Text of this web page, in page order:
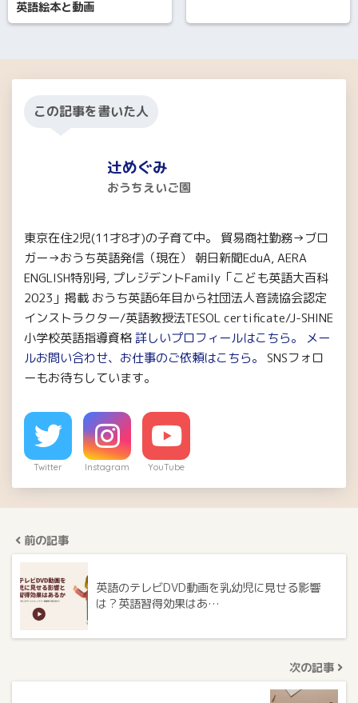
英語絵本と動画
この記事を書いた人
辻めぐみ
おうちえいご園
東京在住2児(11才8才)の子育て中。 貿易商社勤務→ブロ
ガー→おうち英語発信（現在） 朝日新聞EduA, AERA
ENGLISH特別号, プレジデントFamily「こども英語大百科
2023」掲載 おうち英語6年目から社団法人音読協会認定
インストラクター/英語教授法TESOL certificate/J-SHINE
小学校英語指導資格詳しいプロフィールはこちら。
メー
ルお問い合わせ、お仕事のご依頼はこちら。
SNSフォロ
ーもお待ちしています。
Twitter Instagram YouTube
前の記事
英語のテレビDVD動画を乳幼児に見せる影響
は？英語習得効果はあ…
次の記事